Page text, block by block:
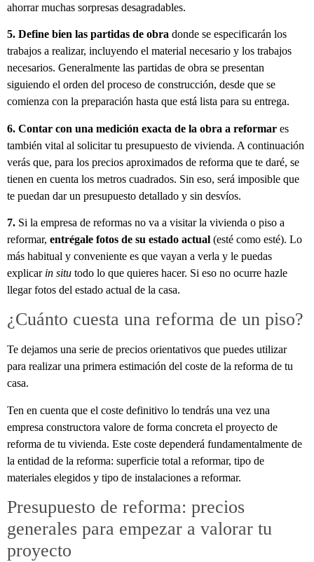
ahorrar muchas sorpresas desagradables.
5. Define bien las partidas de obra donde se especificarán los
trabajos a realizar, incluyendo el material necesario y los trabajos
necesarios. Generalmente las partidas de obra se presentan
siguiendo el orden del proceso de construcción, desde que se
comienza con la preparación hasta que está lista para su entrega.
6. Contar con una medición exacta de la obra a reformar es
también vital al solicitar tu presupuesto de vivienda. A continuación
verás que, para los precios aproximados de reforma que te daré, se
tienen en cuenta los metros cuadrados. Sin eso, será imposible que
te puedan dar un presupuesto detallado y sin desvíos.
7. Si la empresa de reformas no va a visitar la vivienda o piso a
reformar, entrégale fotos de su estado actual (esté como esté). Lo
más habitual y conveniente es que vayan a verla y le puedas
explicar in situ todo lo que quieres hacer. Si eso no ocurre hazle
llegar fotos del estado actual de la casa.
¿Cuánto cuesta una reforma de un piso?
Te dejamos una serie de precios orientativos que puedes utilizar
para realizar una primera estimación del coste de la reforma de tu
casa.
Ten en cuenta que el coste definitivo lo tendrás una vez una
empresa constructora valore de forma concreta el proyecto de
reforma de tu vivienda. Este coste dependerá fundamentalmente de
la entidad de la reforma: superficie total a reformar, tipo de
materiales elegidos y tipo de instalaciones a reformar.
Presupuesto de reforma: precios
generales para empezar a valorar tu
proyecto